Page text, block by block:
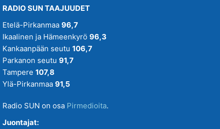
RADIO SUN TAAJUUDET
Etelä-Pirkanmaa 96,7
Ikaalinen ja Hämeenkyrö 96,3
Kankaanpään seutu 106,7
Parkanon seutu 91,7
Tampere 107,8
Ylä-Pirkanmaa 91,5
Radio SUN on osa Pirmedioita.
Juontajat: